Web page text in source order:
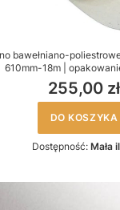
bawełniano-
610mm-18m |
255,00 zł
DO KOSZYKA
Dostępność: Mała